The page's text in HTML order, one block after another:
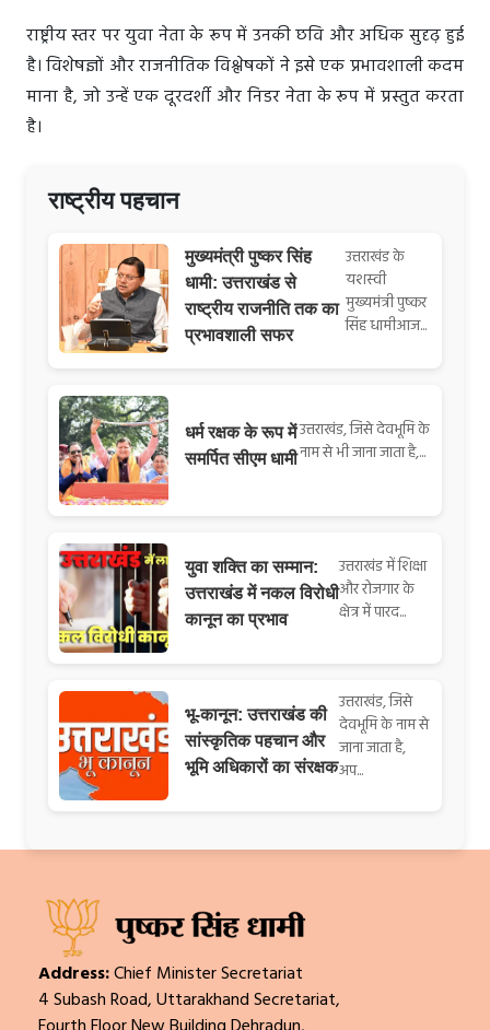
राष्ट्रीय स्तर पर युवा नेता के रूप में उनकी छवि और अधिक सुदृढ़ हुई
है। विशेषज्ञों और राजनीतिक विश्लेषकों ने इसे एक प्रभावशाली कदम
माना है, जो उन्हें एक दूरदर्शी और निडर नेता के रूप में प्रस्तुत करता
है।
राष्ट्रीय पहचान
मुख्यमंत्री पुष्कर सिंह
धामी: उत्तराखंड से
राष्ट्रीय राजनीति तक का
प्रभावशाली सफर
उत्तराखंड के
यशस्वी
मुख्यमंत्री पुष्कर
सिंह धामीआज...
धर्म रक्षक के रूप में
समर्पित सीएम धामी
उत्तराखंड, जिसे देवभूमि के
नाम से भी जाना जाता है,...
युवा शक्ति का सम्मान:
उत्तराखंड में नकल विरोधी
कानून का प्रभाव
उत्तराखंड में शिक्षा
और रोजगार के
क्षेत्र में पारद...
भू-कानून: उत्तराखंड की
सांस्कृतिक पहचान और
भूमि अधिकारों का संरक्षक
उत्तराखंड, जिसे
देवभूमि के नाम से
जाना जाता है,
अप...
Address:Chief Minister Secretariat
4 Subash Road, Uttarakhand Secretariat,